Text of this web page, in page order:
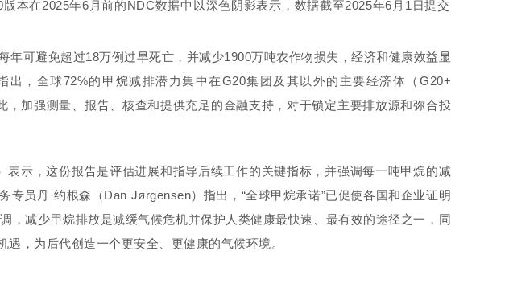
本在2025年6月前的NDC数据中以深色阴影表示，数据截至2025年6月1日提交。图
可避免超过18万例过早死亡，并减少1900万吨农作物损失，经济和健康效益显
，全球72%的甲烷减排潜力集中在G20集团及其以外的主要经济体 （G20+
加强测量、报告、核查和提供充足的金融支持，对于锁定主要排放源和弥合投
表示，这份报告是评估进展和指导后续工作的关键指标，并强调每一吨甲烷的减
专员丹·约根森
（Dan Jørgensen） 指出，“全球甲烷承诺”已促使各国和企业证明
，减少甲烷排放是减缓气候危机并保护人类健康最快速、最有效的途径之一，同
，为后代创造一个更安全、更健康的气候环境。